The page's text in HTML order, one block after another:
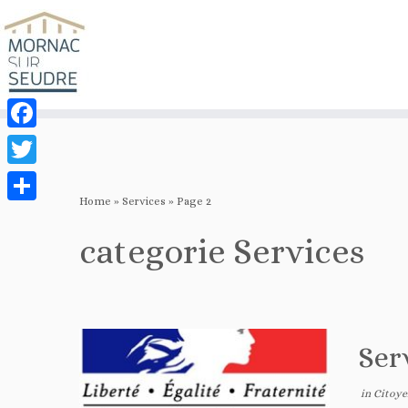
Notice : Function _load_textdomain_just_in_time was called
should be loaded at the
Home » Services » Page 2
categorie Services
in
Facebook
Twitter